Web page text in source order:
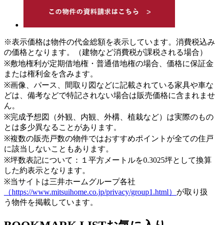
※表示価格は物件の代金総額を表示しています。消費税込み
の価格となります。（建物など消費税が課税される場合）
※敷地権利が定期借地権・普通借地権の場合、価格に保証金
または権利金を含みます。
※画像、パース、間取り図などに記載されている家具や車な
どは、備考などで特記されない場合は販売価格に含まれませ
ん。
※完成予想図（外観、内観、外構、植栽など）は実際のもの
とは多少異なることがあります。
※複数の販売戸数の物件ではおすすめポイントが全ての住戸
に該当しないこともあります。
※坪数表記について：１平方メートルを0.3025坪として換算
した約表示となります。
※当サイトは三井ホームグループ各社
（https://www.mitsuihome.co.jp/privacy/group1.html） が取り扱
う物件を掲載しています。